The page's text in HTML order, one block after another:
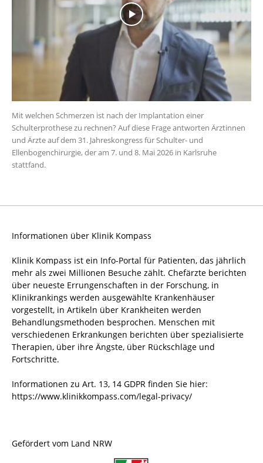
Mit welchen Schmerzen ist nach der Implantation einer
Schulterprothese zu rechnen? Auf diese Frage antworten Ärztinnen
und Ärzte auf dem 31. Jahreskongress für Schulter- und
Ellenbogenchirurgie, der am 7. und 8. Mai 2026 in Karlsruhe
stattfand.
Informationen über Klinik Kompass
Klinik Kompass ist ein Info-Portal für Patienten, das jährlich
mehr als zwei Millionen Besuche zählt. Chefärzte berichten
über neueste Errungenschaften in der Forschung, in
Klinikrankings werden ausgewählte Krankenhäuser
vorgestellt, in Artikeln über Krankheiten werden
Behandlungsmethoden besprochen. Menschen mit
verschiedenen Erkrankungen berichten über spezialisierte
Therapien, über ihre Ängste, über Rückschläge und
Fortschritte.
Informationen zu Art. 13, 14 GDPR finden Sie hier:
https://www.klinikkompass.com/legal-privacy/
Gefördert vom Land NRW